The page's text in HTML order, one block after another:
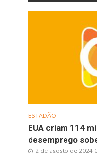
ESTADÃO
EUA criam 114
desemprego
2 de agosto de 2024